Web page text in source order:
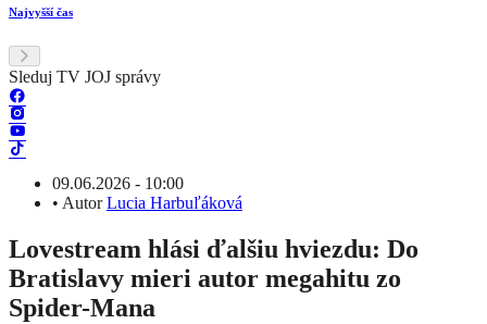
Najvyšší čas
Sleduj TV JOJ správy
09.06.2026 - 10:00
• AutorLucia Harbuľáková
Lovestream hlási ďalšiu hviezdu: Do
Bratislavy mieri autor megahitu zo
Spider-Mana